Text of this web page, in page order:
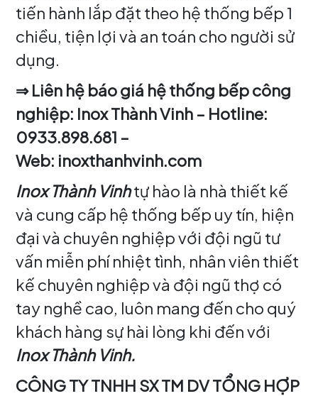
tiến hành lắp đặt theo hệ thống bếp 1
chiều, tiện lợi và an toán cho người sử
dụng.
⇒ Liên hệ báo giá hệ thống bếp công
nghiệp: Inox Thành Vinh – Hotline:
0933.898.681 –
Web: inoxthanhvinh.com
Inox Thành Vinhtự hào là nhà thiết kế
và cung cấp hệ thống bếp uy tín, hiện
đại và chuyên nghiệp với đội ngũ tư
vấn miễn phí nhiệt tình, nhân viên thiết
kế chuyên nghiệp và đội ngũ thợ có
tay nghề cao, luôn mang đến cho quý
khách hàng sự hài lòng khi đến với
Inox Thành Vinh.
CÔNG TY TNHH SX TM DV TỔNG HỢP